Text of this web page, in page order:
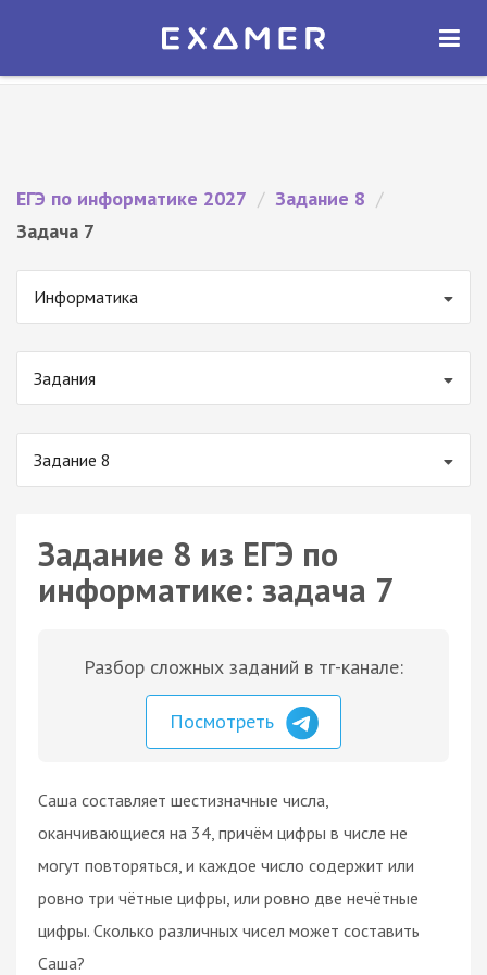
Экзамер — ЕГЭ 2027
ОТКРЫТЬ
ЕГЭ по информатике 2027 / Задание 8 /
Задача 7
Информатика
Задания
Задание 8
Задание 8 из ЕГЭ по
информатике: задача 7
Разбор сложных заданий в тг-канале:
Посмотреть
Саша составляет шестизначные числа,
оканчивающиеся на 34, причём цифры в числе не
могут повторяться, и каждое число содержит или
ровно три чётные цифры, или ровно две нечётные
цифры. Сколько различных чисел может составить
Саша?